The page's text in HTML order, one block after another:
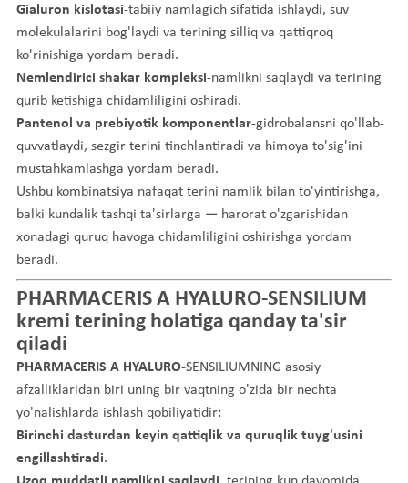
Gialuron kislotasi-tabiiy namlagich sifatida ishlaydi, suv
molekulalarini bog'laydi va terining silliq va qattiqroq
ko'rinishiga yordam beradi.
Nemlendirici shakar kompleksi-namlikni saqlaydi va terining
qurib ketishiga chidamliligini oshiradi.
Pantenol va prebiyotik komponentlar-gidrobalansni qo'llab-
quvvatlaydi, sezgir terini tinchlantiradi va himoya to'sig'ini
mustahkamlashga yordam beradi.
Ushbu kombinatsiya nafaqat terini namlik bilan to'yintirishga,
balki kundalik tashqi ta'sirlarga — harorat o'zgarishidan
xonadagi quruq havoga chidamliligini oshirishga yordam
beradi.
PHARMACERIS A HYALURO-SENSILIUM
kremi terining holatiga qanday ta'sir
qiladi
PHARMACERIS A HYALURO-SENSILIUMNING asosiy
afzalliklaridan biri uning bir vaqtning o'zida bir nechta
yo'nalishlarda ishlash qobiliyatidir:
Birinchi dasturdan keyin qattiqlik va quruqlik tuyg'usini
engillashtiradi.